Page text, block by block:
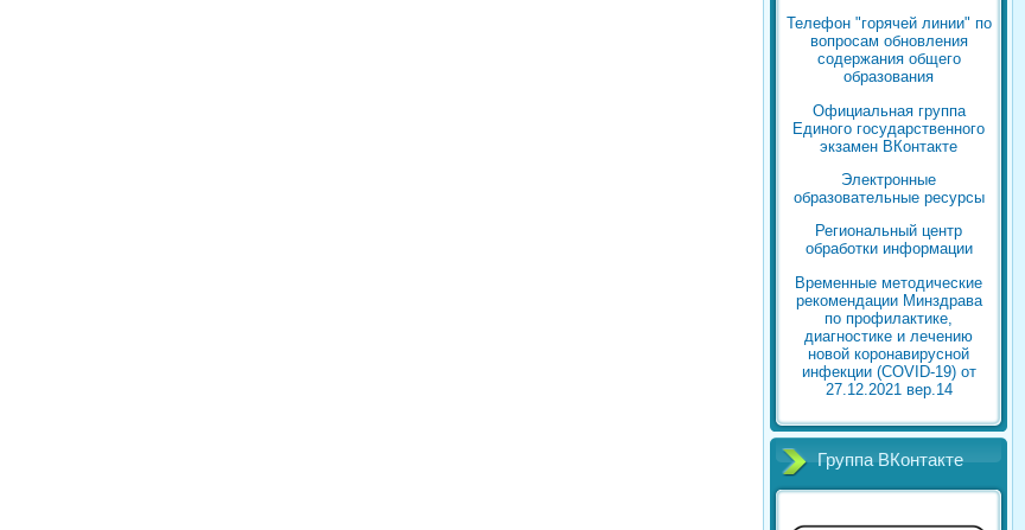
Телефон "горячей линии" по
вопросам обновления
содержания общего
образования
Официальная группа
Единого государственного
экзамен ВКонтакте
Электронные
образовательные ресурсы
Региональный центр
обработки информации
Временные методические
рекомендации Минздрава
по профилактике,
диагностике и лечению
новой коронавирусной
инфекции (COVID-19) от
27.12.2021 вер.14
Группа ВКонтакте